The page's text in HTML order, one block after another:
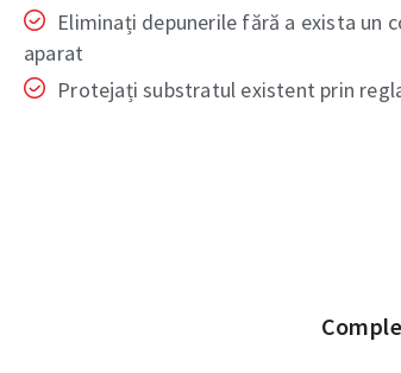
Eliminați depunerile fără a exista
aparat
Protejați substratul existent prin